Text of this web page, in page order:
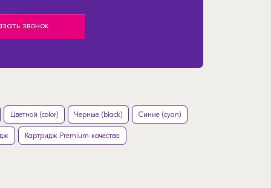
звонок
Цветной (color) Черные (black) Синие (cyan)
Картридж Premium качества